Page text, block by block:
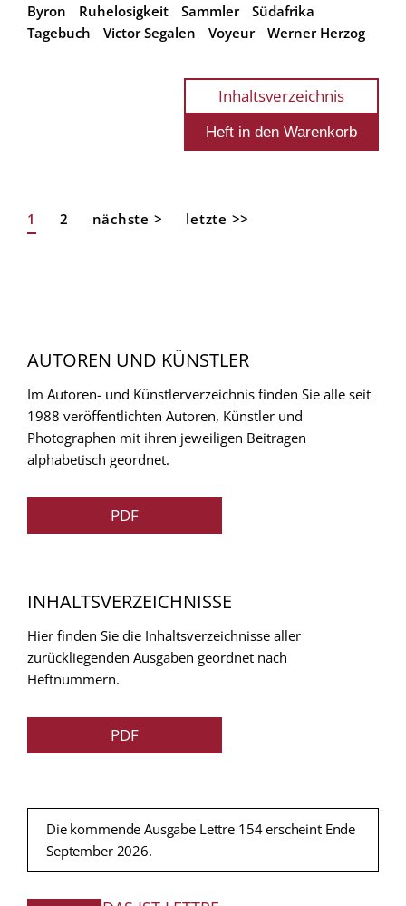
Byron
Ruhelosigkeit Sammler
Südafrika
Tagebuch
Victor Segalen Voyeur Werner Herzog
Inhaltsverzeichnis
Seitennummerierung
Aktuelle
1 Page
2
Nächste
nächste >
Letzte
letzte >>
AUTOREN UND KÜNSTLER
Im Autoren- und Künstlerverzeichnis finden Sie alle seit
1988 veröffentlichten Autoren, Künstler und
Photographen mit ihren jeweiligen Beitragen
alphabetisch geordnet.
PDF
INHALTSVERZEICHNISSE
Hier finden Sie die Inhaltsverzeichnisse aller
zurückliegenden Ausgaben geordnet nach
Heftnummern.
PDF
Die kommende Ausgabe Lettre 154 erscheint Ende
September 2026.